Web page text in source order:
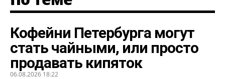
Кофейни Петербурга могут
стать чайными, или просто
продавать кипяток
06.08.2026 18:22